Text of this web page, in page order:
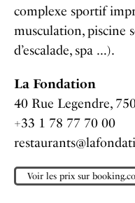
complexe sportif
musculation, piscine
d’escalade, spa …).
La Fondation
40 Rue Legendre,
+33 1 78 77 70 00
Voir les prix sur